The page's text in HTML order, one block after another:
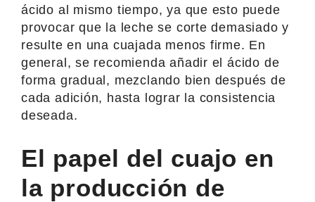
ácido al mismo tiempo, ya que esto puede
provocar que la leche se corte demasiado y
resulte en una cuajada menos firme. En
general, se recomienda añadir el ácido de
forma gradual, mezclando bien después de
cada adición, hasta lograr la consistencia
deseada.
El papel del cuajo en
la producción de